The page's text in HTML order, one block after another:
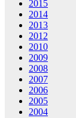
2015
2014
2013
2012
2010
2009
2008
2007
2006
2005
2004